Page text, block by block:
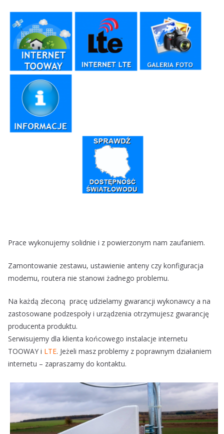
Prace wykonujemy solidnie i z powierzonym nam zaufaniem.
Zamontowanie zestawu, ustawienie anteny czy konfiguracja
modemu, routera nie stanowi żadnego problemu.
Na każdą zleconą pracę udzielamy gwarancji wykonawcy a na
zastosowane podzespoły i urządzenia otrzymujesz gwarancję
producenta produktu.
Serwisujemy dla klienta końcowego instalacje internetu
TOOWAY i LTE. Jeżeli masz problemy z poprawnym działaniem
internetu – zapraszamy do kontaktu.